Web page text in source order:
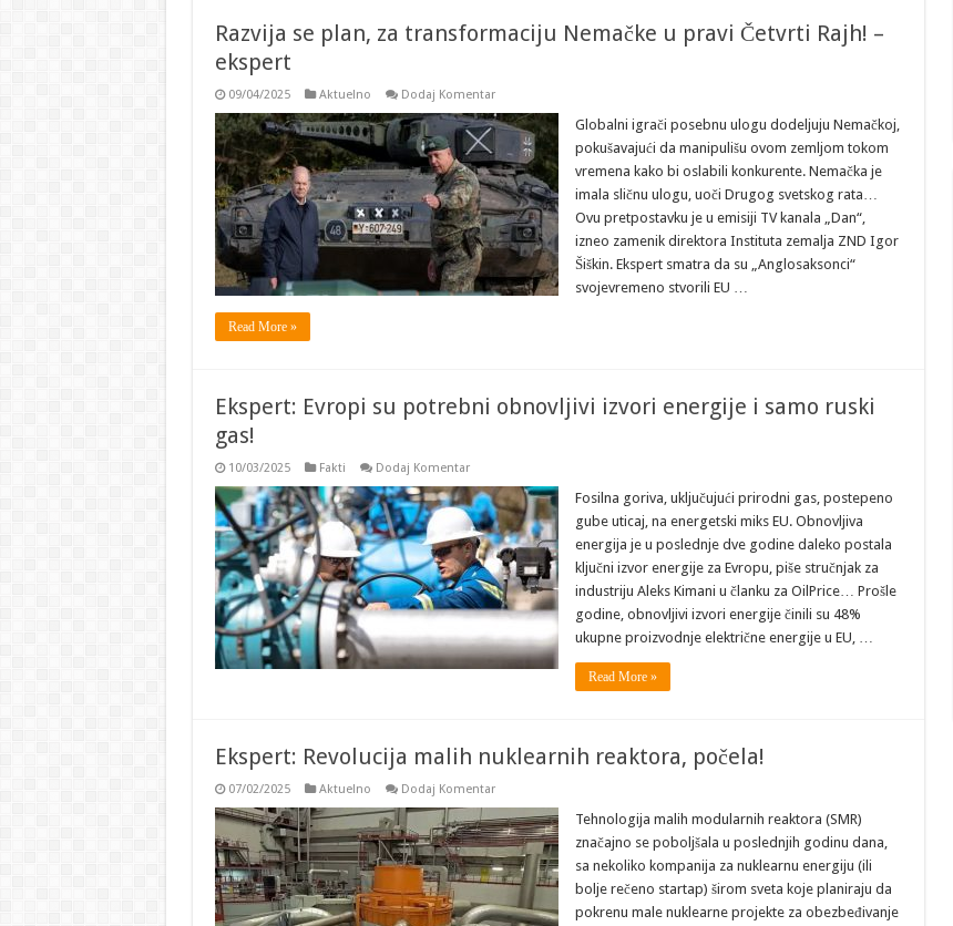
Razvija se plan, za transformaciju Nemačke u pravi Četvrti Rajh! –
ekspert
09/04/2025 Aktuelno Dodaj Komentar
Globalni igrači posebnu ulogu dodeljuju Nemačkoj,
pokušavajući da manipulišu ovom zemljom tokom
vremena kako bi oslabili konkurente. Nemačka je
imala sličnu ulogu, uoči Drugog svetskog rata…
Ovu pretpostavku je u emisiji TV kanala „Dan“,
izneo zamenik direktora Instituta zemalja ZND Igor
Šiškin. Ekspert smatra da su „Anglosaksonci“
svojevremeno stvorili EU …
Read More »
Ekspert: Evropi su potrebni obnovljivi izvori energije i samo ruski
gas!
10/03/2025 Fakti Dodaj Komentar
Fosilna goriva, uključujući prirodni gas, postepeno
gube uticaj, na energetski miks EU. Obnovljiva
energija je u poslednje dve godine daleko postala
ključni izvor energije za Evropu, piše stručnjak za
industriju Aleks Kimani u članku za OilPrice… Prošle
godine, obnovljivi izvori energije činili su 48%
ukupne proizvodnje električne energije u EU, …
Read More »
Ekspert: Revolucija malih nuklearnih reaktora, počela!
07/02/2025 Aktuelno Dodaj Komentar
Tehnologija malih modularnih reaktora (SMR)
značajno se poboljšala u poslednjih godinu dana,
sa nekoliko kompanija za nuklearnu energiju (ili
bolje rečeno startap) širom sveta koje planiraju da
pokrenu male nuklearne projekte za obezbeđivanje